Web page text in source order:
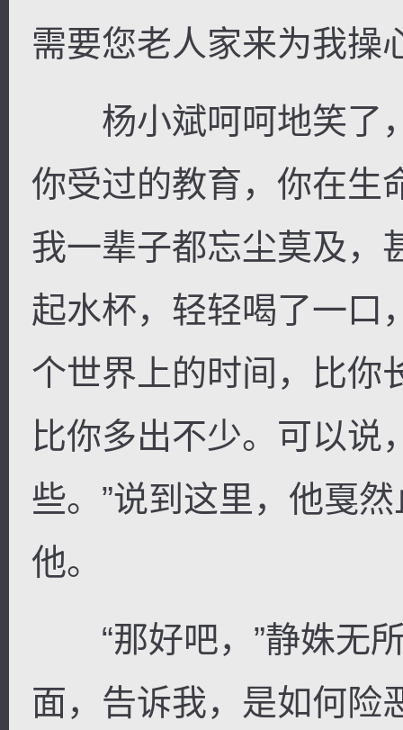
需要您老人家来为我操
杨小斌呵呵地笑了，
你受过的教育，你在生
我一辈子都忘尘莫及，
起水杯，轻轻喝了一口
个世界上的时间，比你
比你多出不少。可以说
些。”说到这里，他戛
他。
“那好吧，”静姝无所
面，告诉我，是如何险